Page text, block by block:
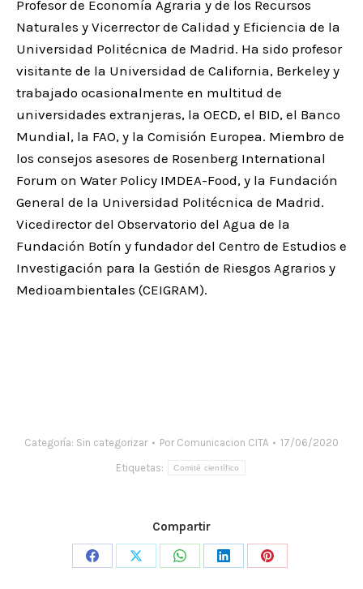
Profesor de Economía Agraria y de los Recursos
Naturales y Vicerrector de Calidad y Eficiencia de la
Universidad Politécnica de Madrid. Ha sido profesor
visitante de la Universidad de California, Berkeley y
trabajado ocasionalmente en multitud de
universidades extranjeras, la OECD, el BID, el Banco
Mundial, la FAO, y la Comisión Europea. Miembro de
los consejos asesores de Rosenberg International
Forum on Water Policy IMDEA-Food, y la Fundación
General de la Universidad Politécnica de Madrid.
Vicedirector del Observatorio del Agua de la
Fundación Botín y fundador del Centro de Estudios e
Investigación para la Gestión de Riesgos Agrarios y
Medioambientales (CEIGRAM).
Categoría: Sin categorizar Por Comunicacion CITA 17/06/2020
Etiquetas: Comité científico
Compartir
Share
Share
Share
Share
Share